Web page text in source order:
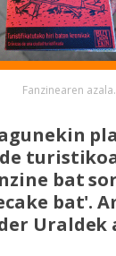
Fanzinearen
bat
bat'.
Uraldek